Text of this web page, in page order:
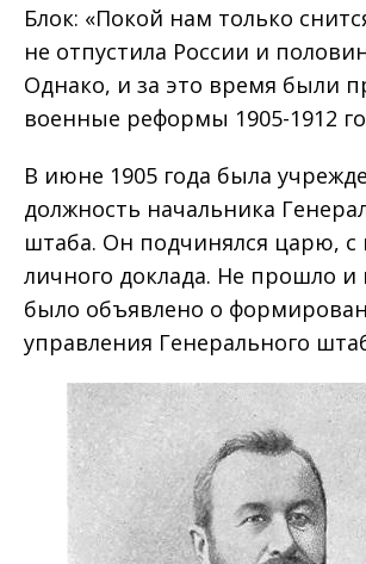
Блок: «Покой нам только
не отпустила России и
Однако, и за это время были
военные реформы 1905-1912
В июне 1905 года была
должность начальника
штаба. Он подчинялся царю, с
личного доклада. Не прошло и
было объявлено о
управления Генерального